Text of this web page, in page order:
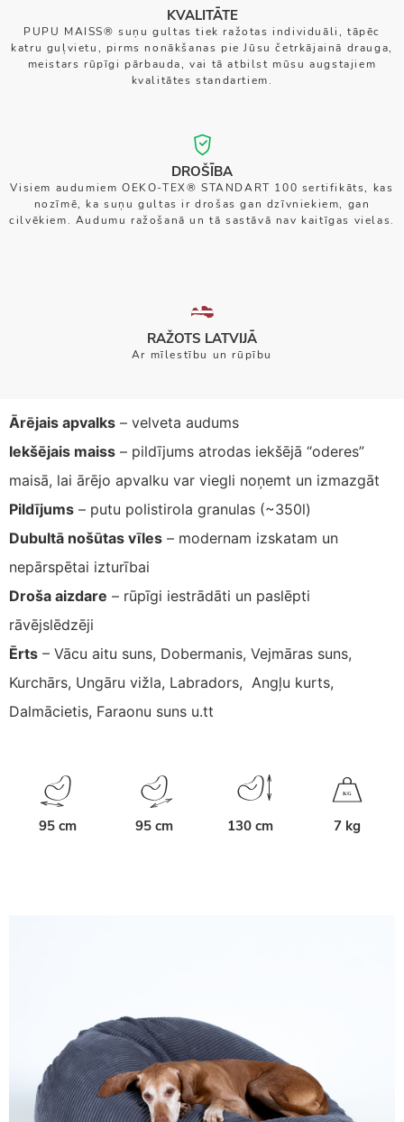
KVALITĀTE
PUPU MAISS® suņu gultas tiek ražotas individuāli, tāpēc
katru guļvietu, pirms nonākšanas pie Jūsu četrkājainā drauga,
meistars rūpīgi pārbauda, vai tā atbilst mūsu augstajiem
kvalitātes standartiem.
DROŠĪBA
Visiem audumiem OEKO-TEX® STANDART 100 sertifikāts, kas
nozīmē, ka suņu gultas ir drošas gan dzīvniekiem, gan
cilvēkiem. Audumu ražošanā un tā sastāvā nav kaitīgas vielas.
RAŽOTS LATVIJĀ
Ar mīlestību un rūpību
Ārējais apvalks – velveta audums
Iekšējais maiss – pildījums atrodas iekšējā “oderes”
maisā, lai ārējo apvalku var viegli noņemt un izmazgāt
Pildījums – putu polistirola granulas (~350l)
Dubultā nošūtas vīles – modernam izskatam un
nepārspētai izturībai
Droša aizdare – rūpīgi iestrādāti un paslēpti
rāvējslēdzēji
Ērts – Vācu aitu suns, Dobermanis, Vejmāras suns,
Kurchārs, Ungāru vižla, Labradors, Angļu kurts,
Dalmācietis, Faraonu suns u.tt
95 cm 95 cm 130 cm
KG
7 kg